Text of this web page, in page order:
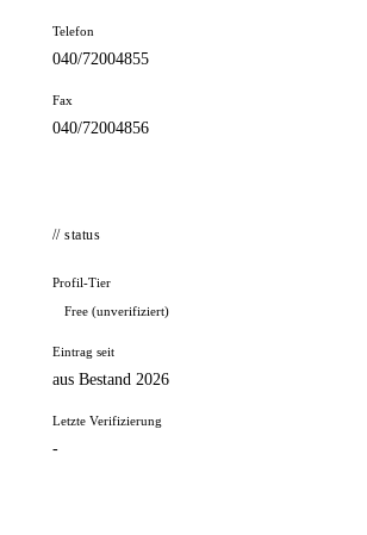
Telefon
040/72004855
Fax
040/72004856
// status
Profil-Tier
Free (unverifiziert)
Eintrag seit
aus Bestand 2026
Letzte Verifizierung
-